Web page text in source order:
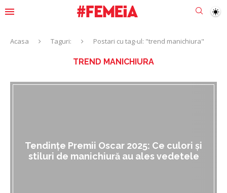
Acasa Taguri: Postari cu tag-ul: "trend manichiura"
TREND MANICHIURA
Tendințe Premii Oscar 2025: Ce culori și
stiluri de manichiură au ales vedetele